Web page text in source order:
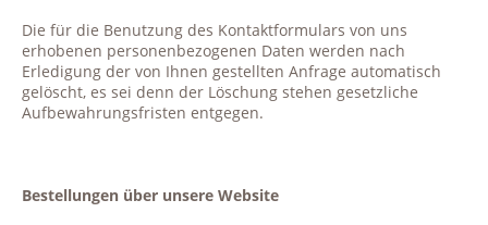
Die für die Benutzung des Kontaktformulars von uns
erhobenen personenbezogenen Daten werden nach
Erledigung der von Ihnen gestellten Anfrage automatisch
gelöscht, es sei denn der Löschung stehen gesetzliche
Aufbewahrungsfristen entgegen.
Bestellungen über unsere Website